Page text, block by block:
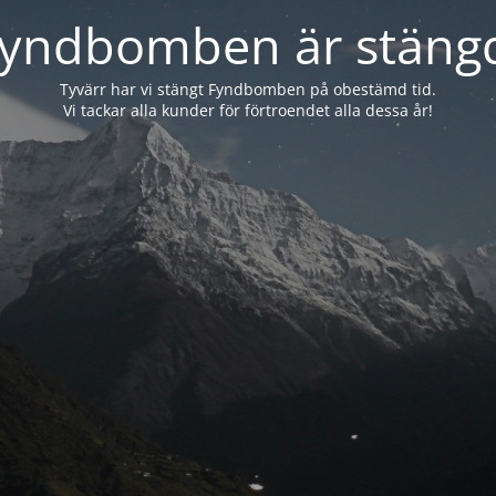
är
Tyvärr har vi stängt Fyndbomben på obestämd tid.
Vi tackar alla kunder för förtroendet alla dessa år!